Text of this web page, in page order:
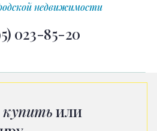
недвижимости
023-85-20
купитьили